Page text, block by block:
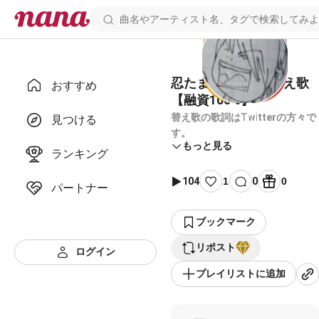
おすすめ
見つける
ランキング
パートナー
ログイン
忍たま乱太郎 OP 替え歌
【融資100%】
替え歌の歌詞はTwitterの方々で
す。
もっと見る
104 1 0 0
ブックマーク
リポスト
プレイリストに追加